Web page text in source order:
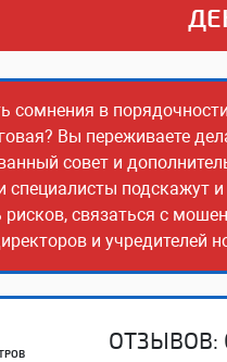
сомнения в
Вы переживаете
совет и
специалисты подскажут
связаться с
и учредителей
ОТЗЫВОВ: